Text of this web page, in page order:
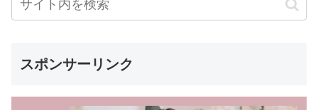
スポンサーリンク